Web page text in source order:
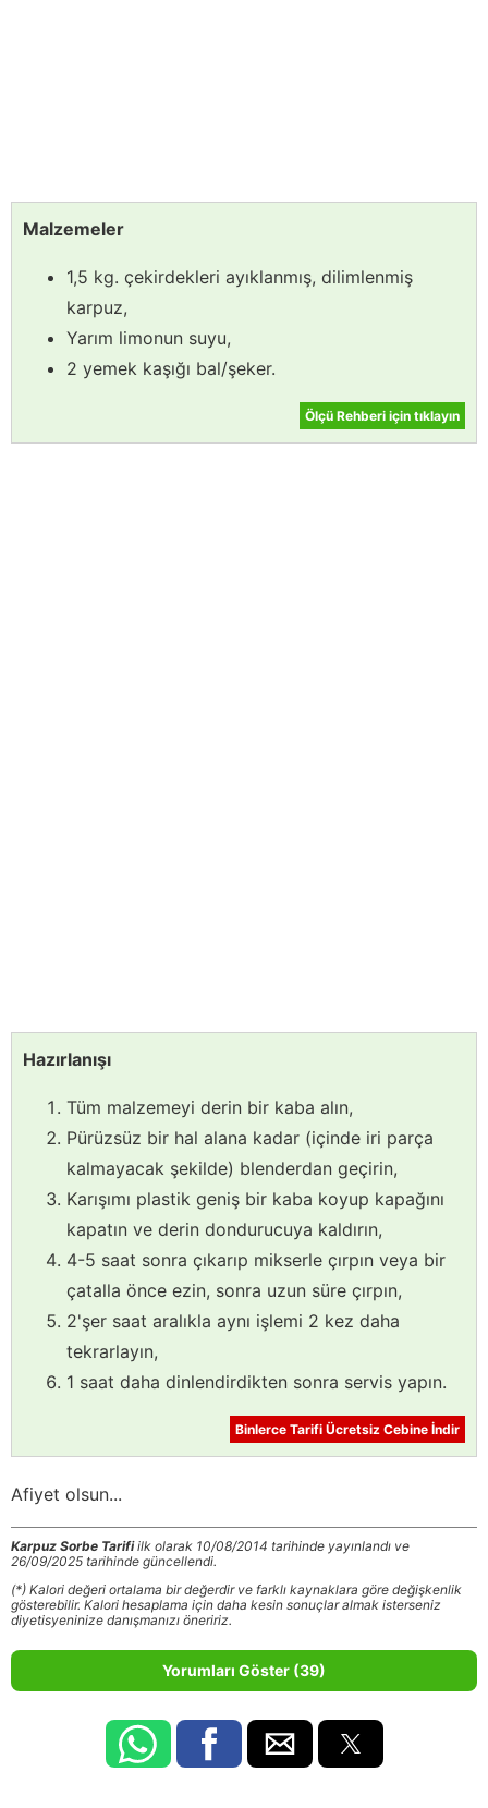
Malzemeler
1,5 kg. çekirdekleri ayıklanmış, dilimlenmiş
karpuz,
Yarım limonun suyu,
2 yemek kaşığı bal/şeker.
Ölçü Rehberi için tıklayın
Hazırlanışı
Tüm malzemeyi derin bir kaba alın,
Pürüzsüz bir hal alana kadar (içinde iri parça
kalmayacak şekilde) blenderdan geçirin,
Karışımı plastik geniş bir kaba koyup kapağını
kapatın ve derin dondurucuya kaldırın,
4-5 saat sonra çıkarıp mikserle çırpın veya bir
çatalla önce ezin, sonra uzun süre çırpın,
2'şer saat aralıkla aynı işlemi 2 kez daha
tekrarlayın,
1 saat daha dinlendirdikten sonra servis yapın.
Binlerce Tarifi Ücretsiz Cebine İndir
Afiyet olsun...
Karpuz Sorbe Tarifiilk olarak 10/08/2014 tarihinde yayınlandı ve
26/09/2025 tarihinde güncellendi.
(*) Kalori değeri ortalama bir değerdir ve farklı kaynaklara göre değişkenlik
gösterebilir. Kalori hesaplama için daha kesin sonuçlar almak isterseniz
diyetisyeninize danışmanızı öneririz.
Yorumları Göster (39)